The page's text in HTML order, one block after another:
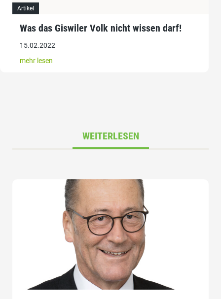
Artikel
Was das Giswiler Volk nicht wissen darf!
15.02.2022
mehr lesen
WEITERLESEN